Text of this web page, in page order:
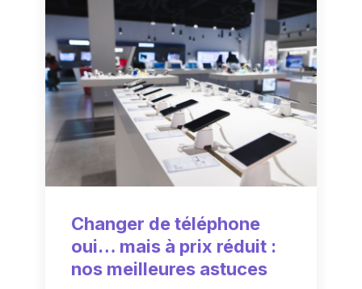
Changer de téléphone
oui… mais à prix réduit :
nos meilleures astuces